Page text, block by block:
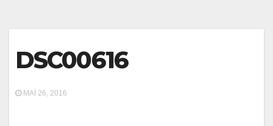
DSC00616
ΜΆΙ 26, 2016